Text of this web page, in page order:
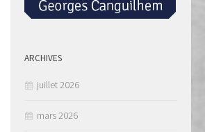
ARCHIVES
juillet 2026
mars 2026